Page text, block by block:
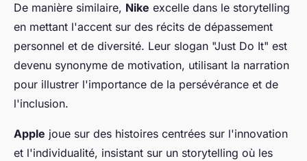
De manière similaire, Nike excelle dans le storytelling
en mettant l'accent sur des récits de dépassement
personnel et de diversité. Leur slogan "Just Do It" est
devenu synonyme de motivation, utilisant la narration
pour illustrer l'importance de la persévérance et de
l'inclusion.
Apple joue sur des histoires centrées sur l'innovation
et l'individualité, insistant sur un storytelling où les